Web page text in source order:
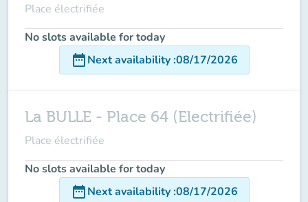
Place électrifiée
No slots available for today
date_rangeNext availability:08/17/2026
La BULLE - Place 64 (Electrifiée)
Place électrifiée
No slots available for today
date_rangeNext availability:08/17/2026